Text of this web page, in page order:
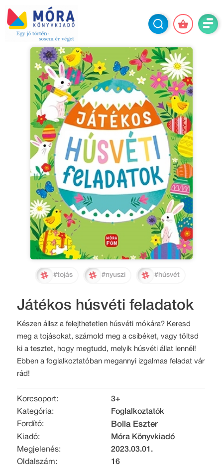
#tojás #nyuszi #húsvét
Játékos húsvéti feladatok
Készen állsz a felejthetetlen húsvéti mókára? Keresd
meg a tojásokat, számold meg a csibéket, vagy töltsd
ki a tesztet, hogy megtudd, melyik húsvéti állat lennél!
Ebben a foglalkoztatóban megannyi izgalmas feladat vár
rád!
Korcsoport:
3+
Kategória:
Foglalkoztatók
Fordító:
Bolla Eszter
Kiadó:
Móra Könyvkiadó
Megjelenés:
2023.03.01.
Oldalszám:
16